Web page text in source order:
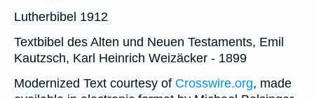
Lutherbibel 1912
Textbibel des Alten und Neuen Testaments, Emil
Kautzsch, Karl Heinrich Weizäcker - 1899
Modernized Text courtesy of Crosswire.org, made